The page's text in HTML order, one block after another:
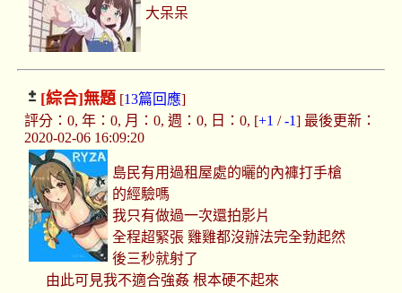
大呆呆
[綜合]無題[13篇回應]
評分：0, 年：0, 月：0, 週：0, 日：0, [+1 /-1] 最後更新：
2020-02-06 16:09:20
島民有用過租屋處的曬的內褲打手槍
的經驗嗎
我只有做過一次還拍影片
全程超緊張 雞雞都沒辦法完全勃起然
後三秒就射了
由此可見我不適合強姦 根本硬不起來